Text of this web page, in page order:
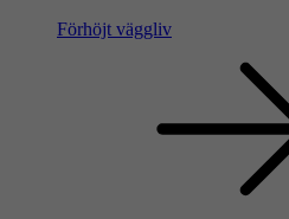
Förhöjt väggliv